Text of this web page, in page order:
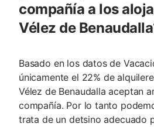
compañía a los
Vélez de
Basado en los datos de
únicamente el 22% de
Vélez de Benaudalla aceptan
compañía. Por lo tanto
trata de un detsino adecuado